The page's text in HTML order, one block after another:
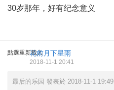
30岁那年，好有纪念意义
點選重新載入花前月下星雨
2018-11-1 20:41
最后的乐园 發表於 2018-11-1 19:49